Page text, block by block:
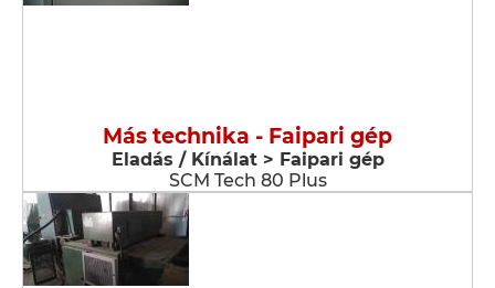
Más technika - Faipari gép
Eladás / Kínálat > Faipari gép
SCM Tech 80 Plus